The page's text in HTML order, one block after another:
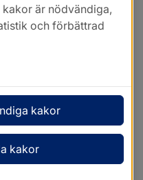
är nödvändiga,
och förbättrad
kakor
kakor